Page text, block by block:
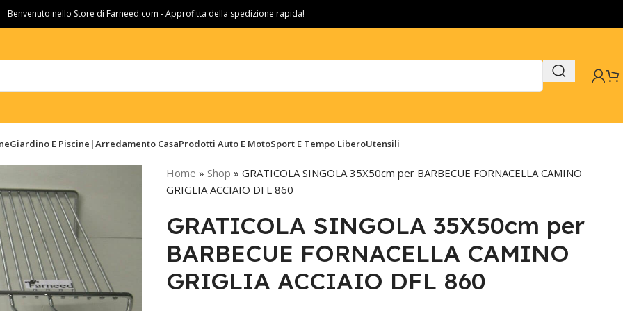
Benvenuto nello Store di Farneed.com - Approfitta della spedizione rapida!
Giardino E Piscine|Arredamento CasaProdotti Auto E MotoSport E Tempo LiberoUtensili
Home » Shop » GRATICOLA SINGOLA 35X50cm per BARBECUE FORNACELLA CAMINO
GRIGLIA ACCIAIO DFL 860
GRATICOLA SINGOLA 35X50cm per
BARBECUE FORNACELLA CAMINO
GRIGLIA ACCIAIO DFL 860